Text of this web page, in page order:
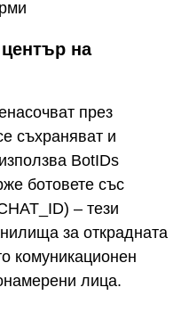
на
през
съхраняват и
BotIDs
ботовете със
– тези
за открадната
комуникационен
лица.